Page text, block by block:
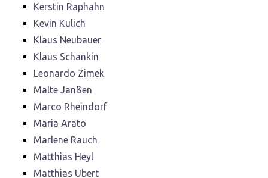
Kerstin Raphahn
Kevin Kulich
Klaus Neubauer
Klaus Schankin
Leonardo Zimek
Malte Janßen
Marco Rheindorf
Maria Arato
Marlene Rauch
Matthias Heyl
Matthias Ubert